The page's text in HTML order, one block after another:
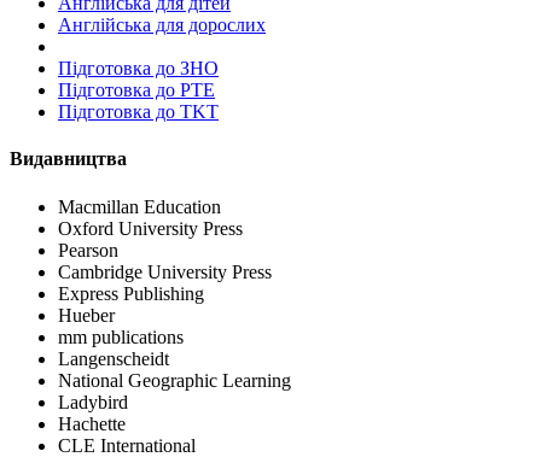
Англійська для дорослих
Пiдготовка до ЗНО
Підготовка до PTE
Підготовка до TKT
Видавництва
Macmillan Education
Oxford University Press
Pearson
Cambridge University Press
Express Publishing
Hueber
mm publications
Langenscheidt
National Geographic Learning
Ladybird
Hachette
CLE International